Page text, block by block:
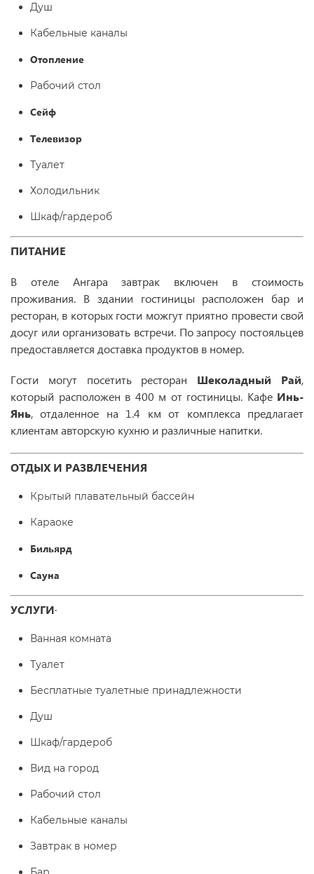
Душ
Кабельные каналы
Отопление
Рабочий стол
Сейф
Телевизор
Туалет
Холодильник
Шкаф/гардероб
ПИТАНИЕ
В отеле Ангара завтрак включен в стоимость
проживания. В здании гостиницы расположен бар и
ресторан, в которых гости можгут приятно провести свой
досуг или организовать встречи. По запросу постояльцев
предоставляется доставка продуктов в номер.
Гости могут посетить ресторан Шеколадный Рай,
который расположен в 400 м от гостиницы. Кафе Инь-
Янь, отдаленное на 1.4 км от комплекса предлагает
клиентам авторскую кухню и различные напитки.
ОТДЫХ И РАЗВЛЕЧЕНИЯ
Крытый плавательный бассейн
Караоке
Бильярд
Сауна
УСЛУГИ·
Ванная комната
Туалет
Бесплатные туалетные принадлежности
Душ
Шкаф/гардероб
Вид на город
Рабочий стол
Кабельные каналы
Завтрак в номер